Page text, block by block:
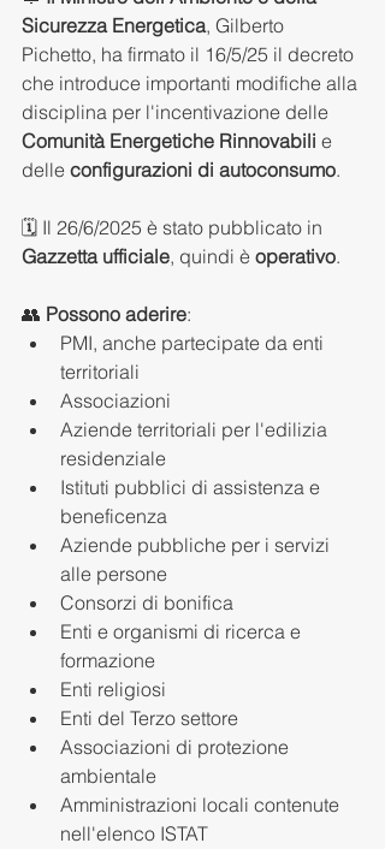
Sicurezza Energetica, Gilberto
Pichetto, ha firmato il 16/5/25 il decreto
che introduce importanti modifiche alla
disciplina per l'incentivazione delle
Comunità Energetiche Rinnovabili e
delle configurazioni di autoconsumo.
🗓️ Il 26/6/2025 è stato pubblicato in
Gazzetta ufficiale, quindi è operativo.
👥 Possono aderire:
PMI, anche partecipate da enti
territoriali
Associazioni
Aziende territoriali per l'edilizia
residenziale
Istituti pubblici di assistenza e
beneficenza
Aziende pubbliche per i servizi
alle persone
Consorzi di bonifica
Enti e organismi di ricerca e
formazione
Enti religiosi
Enti del Terzo settore
Associazioni di protezione
ambientale
Amministrazioni locali contenute
nell'elenco ISTAT